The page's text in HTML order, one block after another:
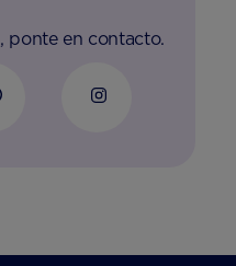
ponte en contacto.